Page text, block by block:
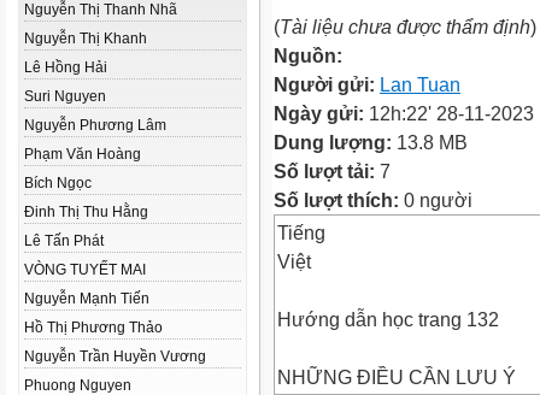
Nguyễn Thị Thanh Nhã
Nguyễn Thị Khanh
Lê Hồng Hải
Suri Nguyen
Nguyễn Phương Lâm
Phạm Văn Hoàng
Bích Ngọc
Đinh Thị Thu Hằng
Lê Tấn Phát
VÒNG TUYẾT MAI
Nguyễn Mạnh Tiến
Hồ Thị Phương Thảo
Nguyễn Trần Huyền Vương
Phuong Nguyen
(Tài liệu chưa được thẩm định)
Nguồn:
Người gửi: Lan Tuan
Ngày gửi: 12h:22' 28-11-2023
Dung lượng: 13.8 MB
Số lượt tải: 7
Số lượt thích: 0 người
Tiếng
Việt
Hướng dẫn học trang 132
NHỮNG ĐIỀU CẦN LƯU Ý